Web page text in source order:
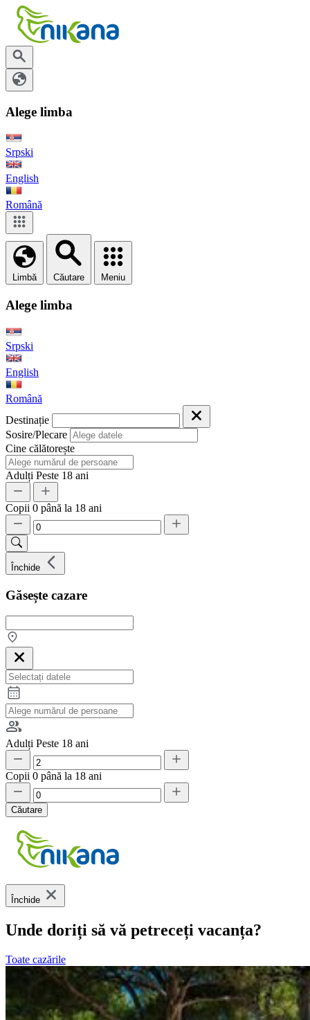
Alege limba
Srpski
English
Română
Limbă Căutare Meniu
Alege limba
Srpski
English
Română
Destinație
Sosire/Plecare
Cine călătorește
Adulți Peste 18 ani
Copii 0 până la 18 ani
Închide
Găsește cazare
Adulți Peste 18 ani
Copii 0 până la 18 ani
Căutare
Închide
Unde doriți să vă petreceți vacanța?
Toate cazările